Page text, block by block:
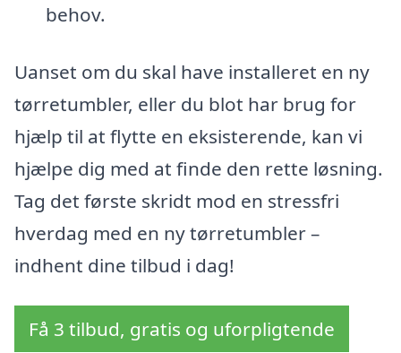
behov.
Uanset om du skal have installeret en ny
tørretumbler, eller du blot har brug for
hjælp til at flytte en eksisterende, kan vi
hjælpe dig med at finde den rette løsning.
Tag det første skridt mod en stressfri
hverdag med en ny tørretumbler –
indhent dine tilbud i dag!
Få 3 tilbud, gratis og uforpligtende